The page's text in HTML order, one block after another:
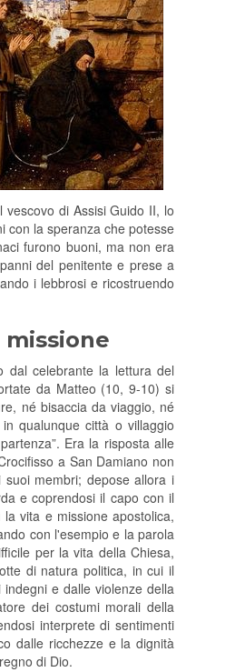
di Assisi Guido II, lo
con la speranza che potesse
furono buoni, ma non era
del penitente e prese a
i lebbrosi e ricostruendo
dal celebrante la lettura del
da Matteo (10, 9-10) si
né bisaccia da viaggio, né
qualunque città o villaggio
Era la risposta alle
a San Damiano non
membri; depose allora i
e coprendosi il capo con il
vita e missione apostolica,
con l'esempio e la parola
per la vita della Chiesa,
di natura politica, in cui il
e dalle violenze della
dei costumi morali della
interprete di sentimenti
dalle ricchezze e la dignità
di Dio.